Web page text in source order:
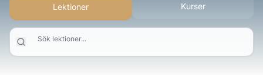
Lektioner Kurser
Sök lektioner...